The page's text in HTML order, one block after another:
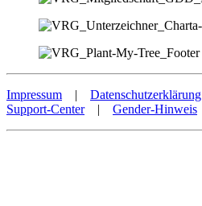
Impressum | Datenschutzerklärung
Support-Center| Gender-Hinweis